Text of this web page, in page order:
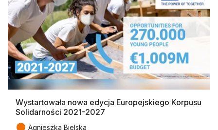
Wystartowała nowa edycja Europejskiego Korpusu
Solidarności 2021-2027
Agnieszka Bielska